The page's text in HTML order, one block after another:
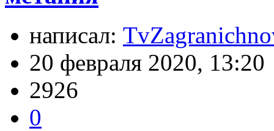
написал:
20 февраля 2020, 13:20
2926
0